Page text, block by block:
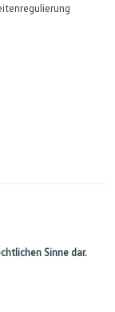
Sinne dar.